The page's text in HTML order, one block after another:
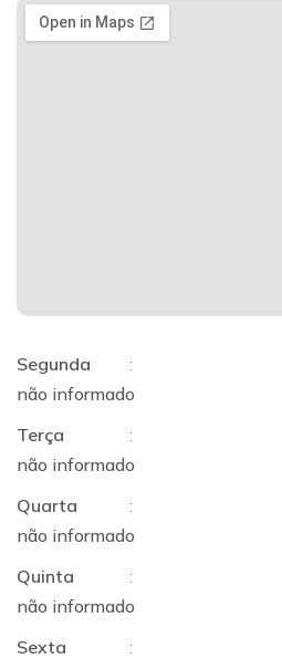
Segunda
:
não informado
Terça
:
não informado
Quarta
:
não informado
Quinta
:
não informado
Sexta
: